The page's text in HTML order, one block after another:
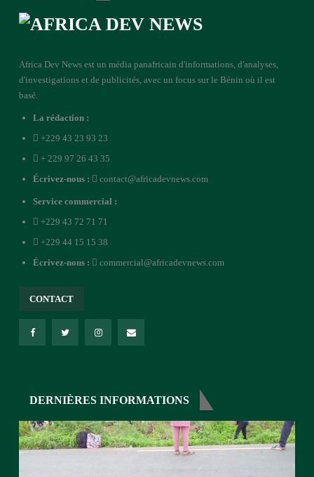
Africa Dev News est un média panafricain d'informations, d'analyses,
d'investigations et de publicités, avec un focus sur le Bénin où il est
basé.
La rédaction :
+229 43 23 93 23
+ 229 97 26 43 35
Écrivez-nous :
contact@africadevnews.com
Service commercial :
+229 43 72 71 71
+229 44 15 15 38
Écrivez-nous :
commercial@africadevnews.com
CONTACT
DERNIÈRES INFORMATIONS